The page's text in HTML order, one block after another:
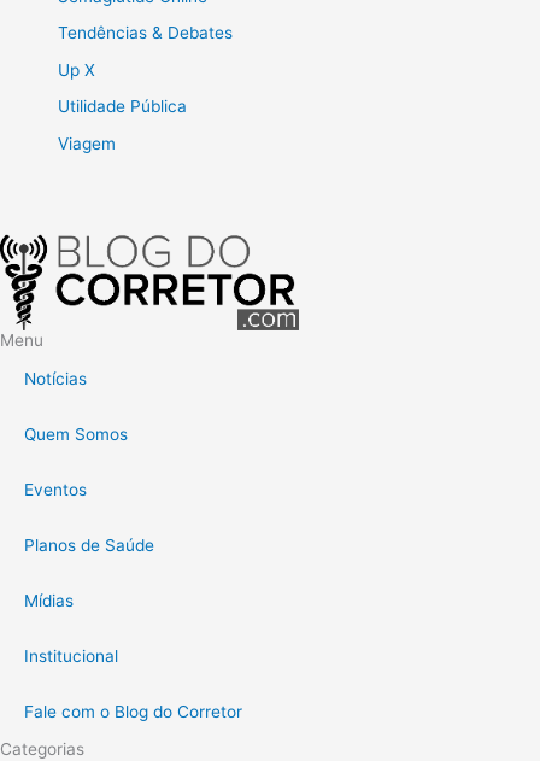
Tendências & Debates
Up X
Utilidade Pública
Viagem
Menu
Notícias
Quem Somos
Eventos
Planos de Saúde
Mídias
Institucional
Fale com o Blog do Corretor
Categorias